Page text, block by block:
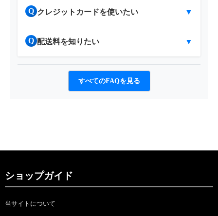
Q クレジットカードを使いたい ▼
Q 配送料を知りたい ▼
すべてのFAQを見る
ショップガイド
当サイトについて